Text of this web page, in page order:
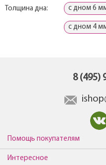
Толщина дна: с дном 6
с дном 4
8 (495)
Помощь покупателям
Интересное